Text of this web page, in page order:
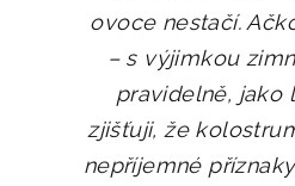
ovoce nestačí.
– s výjimkou
pravidelně, jako
zjišťuji, že
nepříjemné